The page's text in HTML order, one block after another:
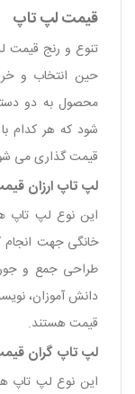
قیمت لپ تاپ
تنوع و رنج قیمت
حین انتخاب و
محصول به دو
شود که هر کدام
قیمت گذاری می
لپ تاپ‌ ارزان
این نوع لپ تاپ
خانگی جهت انجام
طراحی جمع و جور
دانش آموزان،
قیمت هستند.
لپ تاپ گران
این نوع لپ تاپ